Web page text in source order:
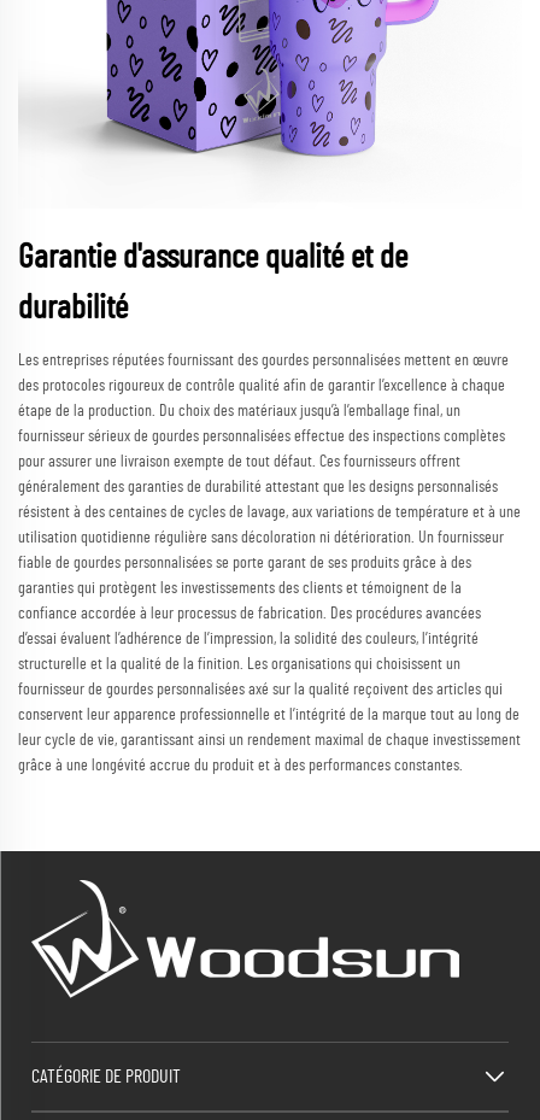
Garantie d'assurance qualité et de
durabilité
Les entreprises réputées fournissant des gourdes personnalisées mettent en œuvre
des protocoles rigoureux de contrôle qualité afin de garantir l’excellence à chaque
étape de la production. Du choix des matériaux jusqu’à l’emballage final, un
fournisseur sérieux de gourdes personnalisées effectue des inspections complètes
pour assurer une livraison exempte de tout défaut. Ces fournisseurs offrent
généralement des garanties de durabilité attestant que les designs personnalisés
résistent à des centaines de cycles de lavage, aux variations de température et à une
utilisation quotidienne régulière sans décoloration ni détérioration. Un fournisseur
fiable de gourdes personnalisées se porte garant de ses produits grâce à des
garanties qui protègent les investissements des clients et témoignent de la
confiance accordée à leur processus de fabrication. Des procédures avancées
d’essai évaluent l’adhérence de l’impression, la solidité des couleurs, l’intégrité
structurelle et la qualité de la finition. Les organisations qui choisissent un
fournisseur de gourdes personnalisées axé sur la qualité reçoivent des articles qui
conservent leur apparence professionnelle et l’intégrité de la marque tout au long de
leur cycle de vie, garantissant ainsi un rendement maximal de chaque investissement
grâce à une longévité accrue du produit et à des performances constantes.
CATÉGORIE DE PRODUIT